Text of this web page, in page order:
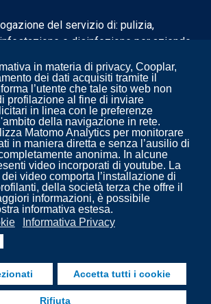
in materia di privacy, Cooplar,
dei dati acquisiti tramite il
l’utente che tale sito web non
profilazione al fine di inviare
in linea con le preferenze
della navigazione in rete.
Matomo Analytics per monitorare
in maniera diretta e senza l’ausilio di
anonima. In alcune
video incorporati di youtube. La
video comporta l’installazione di
della società terza che offre il
informazioni, è possibile
informativa estesa.
Informativa Privacy
Accetta tutti i cookie
Rifiuta
del servizio di: pulizia,
e disinfezione per aziende
Cooplar - Pulizia, disinfezione,
aeraulici - prevenzione legionella.
Designed By